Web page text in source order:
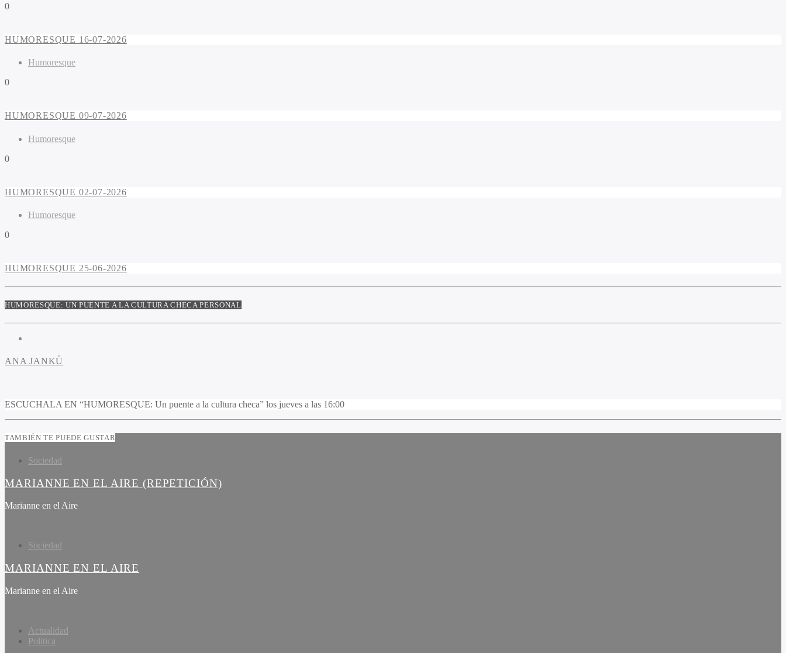
0
HUMORESQUE 16-07-2026
Humoresque
0
HUMORESQUE 09-07-2026
Humoresque
0
HUMORESQUE 02-07-2026
Humoresque
0
HUMORESQUE 25-06-2026
HUMORESQUE: UN PUENTE A LA CULTURA CHECA PERSONAL
ANA JANKŮ
ESCUCHALA EN “HUMORESQUE: Un puente a la cultura checa” los jueves a las 16:00
TAMBIÉN TE PUEDE GUSTAR
Sociedad
MARIANNE EN EL AIRE (REPETICIÓN)
Marianne en el Aire
Sociedad
MARIANNE EN EL AIRE
Marianne en el Aire
Actualidad
Politica